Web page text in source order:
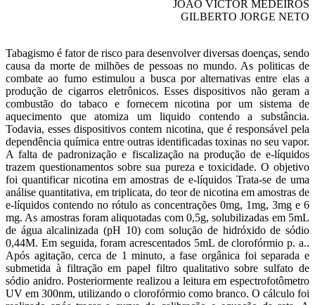
JOÃO VICTOR MEDEIROS
GILBERTO JORGE NETO
Tabagismo é fator de risco para desenvolver diversas doenças, sendo
causa da morte de milhões de pessoas no mundo. As politicas de
combate ao fumo estimulou a busca por alternativas entre elas a
produção de cigarros eletrônicos. Esses dispositivos não geram a
combustão do tabaco e fornecem nicotina por um sistema de
aquecimento que atomiza um liquido contendo a substância.
Todavia, esses dispositivos contem nicotina, que é responsável pela
dependência química entre outras identificadas toxinas no seu vapor.
A falta de padronização e fiscalização na produção de e-líquidos
trazem questionamentos sobre sua pureza e toxicidade. O objetivo
foi quantificar nicotina em amostras de e-líquidos Trata-se de uma
análise quantitativa, em triplicata, do teor de nicotina em amostras de
e-líquidos contendo no rótulo as concentrações 0mg, 1mg, 3mg e 6
mg. As amostras foram aliquotadas com 0,5g, solubilizadas em 5mL
de água alcalinizada (pH 10) com solução de hidróxido de sódio
0,44M. Em seguida, foram acrescentados 5mL de clorofórmio p. a..
Após agitação, cerca de 1 minuto, a fase orgânica foi separada e
submetida à filtração em papel filtro qualitativo sobre sulfato de
sódio anidro. Posteriormente realizou a leitura em espectrofotômetro
UV em 300nm, utilizando o clorofórmio como branco. O cálculo foi